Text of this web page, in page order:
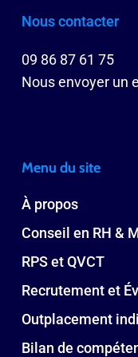
Nous contacter
09 86 87 61 75
Nous envoyer un
Menu du site
À propos
Conseil en RH &
RPS et QVCT
Recrutement et
Outplacement
Bilan de